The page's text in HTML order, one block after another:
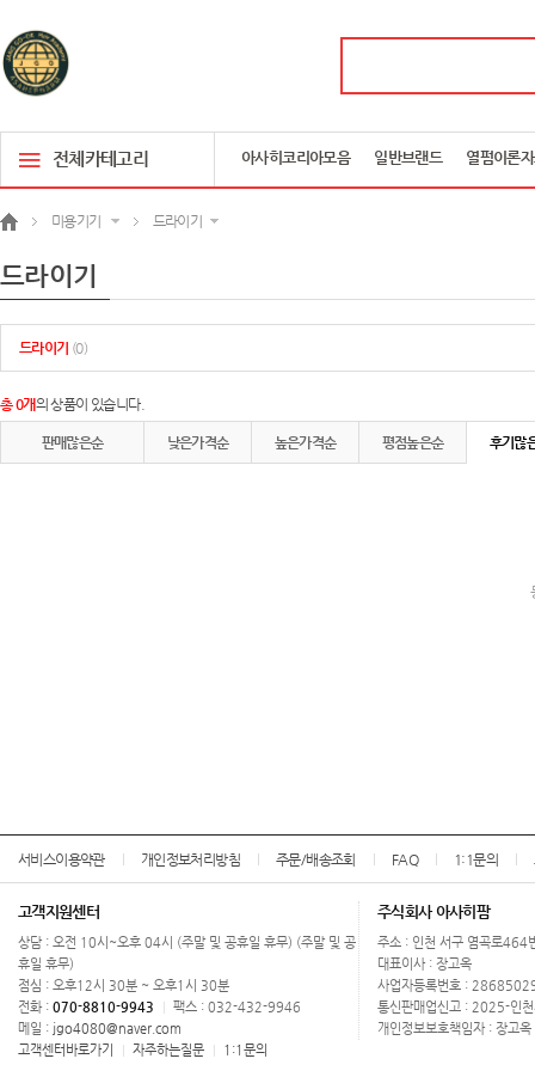
전체카테고리 아사히코리아모음 일반브랜드 열펌이론
미용기기 드라이기
드라이기
드라이기 (0)
총 0개의 상품이 있습니다.
판매많은순 낮은가격순 높은가격순 평점높은순 후기많
서비스이용약관 개인정보처리방침 주문/배송조회 FAQ 1:1문의
고객지원센터
상담 : 오전 10시~오후 04시 (주말 및 공휴일 휴무) (주말 및 공
휴일 휴무)
점심 : 오후12시 30분 ~ 오후1시 30분
전화 : 070-8810-9943
팩스 : 032-432-9946
메일 : jgo4080@naver.com
고객센터바로가기
자주하는질문 1:1문의
주식회사 아사히팜
주소 : 인천 서구 염곡로
대표이사 : 장고옥
사업자등록번호 :
통신판매업신고 : 2025-인
개인정보보호책임자 : 장고옥